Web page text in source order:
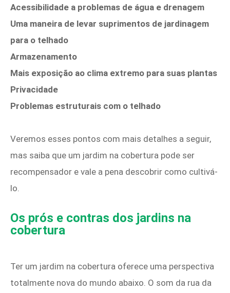
Acessibilidade a problemas de água e drenagem
Uma maneira de levar suprimentos de jardinagem
para o telhado
Armazenamento
Mais exposição ao clima extremo para suas plantas
Privacidade
Problemas estruturais com o telhado
Veremos esses pontos com mais detalhes a seguir,
mas saiba que um jardim na cobertura pode ser
recompensador e vale a pena descobrir como cultivá-
lo.
Os prós e contras dos jardins na
cobertura
Ter um jardim na cobertura oferece uma perspectiva
totalmente nova do mundo abaixo. O som da rua da